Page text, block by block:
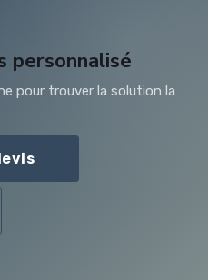
personnalisé
pour trouver la solution la